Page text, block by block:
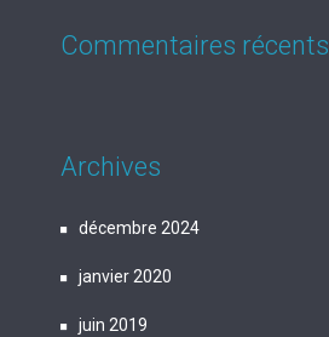
Commentaires récents
Archives
décembre 2024
janvier 2020
juin 2019